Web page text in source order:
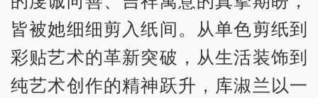
皆被她细细剪入纸间。从单色剪纸到
彩贴艺术的革新突破，从生活装饰到
纯艺术创作的精神跃升，库淑兰以一